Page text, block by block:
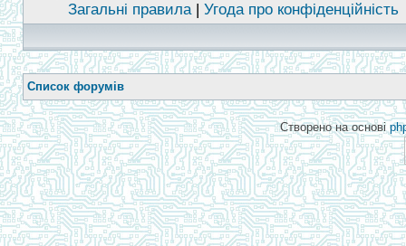
Загальні правила| Угода про конфіденційність
Список форумів
Створено на основі